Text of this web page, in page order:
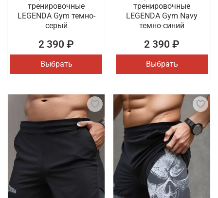
тренировочные
LEGENDA Gym темно-
серый
2 390 ₽
Выбрать
тренировочные
LEGENDA Gym Navy
темно-синий
2 390 ₽
Выбрать